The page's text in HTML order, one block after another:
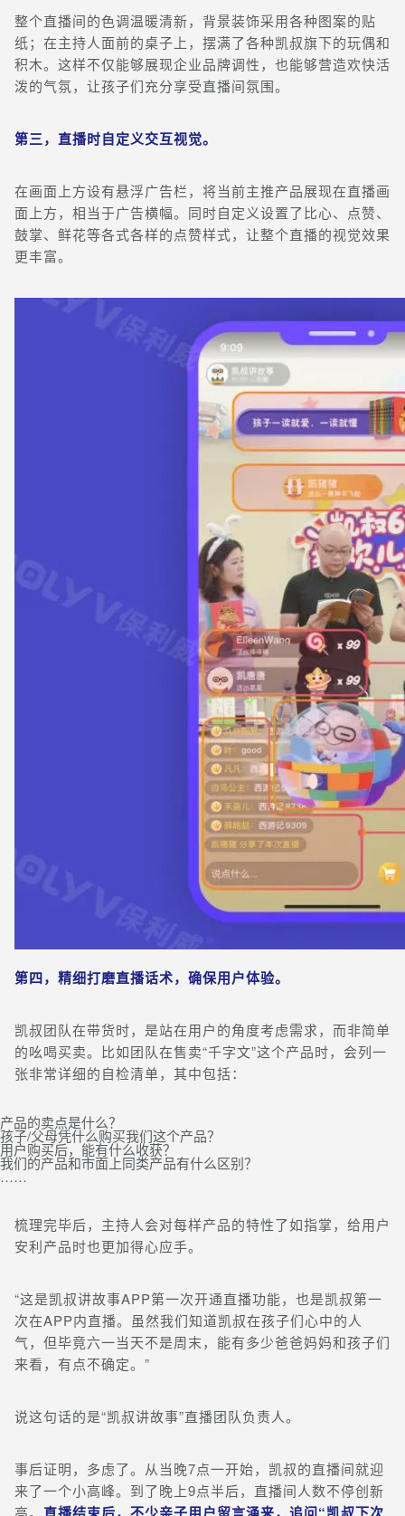
整个直播间的色调温暖清新，背景装饰采用各种图案的贴
纸；在主持人面前的桌子上，摆满了各种凯叔旗下的玩偶和
积木。这样不仅能够展现企业品牌调性，也能够营造欢快活
泼的气氛，让孩子们充分享受直播间氛围。
第三，直播时自定义交互视觉。
在画面上方设有悬浮广告栏，将当前主推产品展现在直播画
面上方，相当于广告横幅。同时自定义设置了比心、点赞、
鼓掌、鲜花等各式各样的点赞样式，让整个直播的视觉效果
更丰富。
第四，精细打磨直播话术，确保用户体验。
凯叔团队在带货时，是站在用户的角度考虑需求，而非简单
的吆喝买卖。比如团队在售卖“千字文”这个产品时，会列一
张非常详细的自检清单，其中包括：
产品的卖点是什么？
孩子/父母凭什么购买我们这个产品？
用户购买后，能有什么收获？
我们的产品和市面上同类产品有什么区别？
……
梳理完毕后，主持人会对每样产品的特性了如指掌，给用户
安利产品时也更加得心应手。
“这是凯叔讲故事APP第一次开通直播功能，也是凯叔第一
次在APP内直播。虽然我们知道凯叔在孩子们心中的人
气，但毕竟六一当天不是周末，能有多少爸爸妈妈和孩子们
来看，有点不确定。”
说这句话的是“凯叔讲故事”直播团队负责人。
事后证明，多虑了。从当晚7点一开始，凯叔的直播间就迎
来了一个小高峰。到了晚上9点半后，直播间人数不停创新
高。